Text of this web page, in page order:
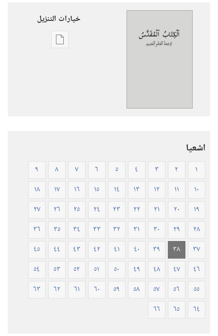
خيارات التنزيل
خيارات
(ورقي
الغلاف)
اشعيا
١ ٢ ٣ ٤ ٥ ٦ ٧ ٨
٩
١٠
١١ ١٢ ١٣ ١٤ ١٥ ١٦ ١٧
١٨
١٩
٢٠ ٢١ ٢٢ ٢٣ ٢٤ ٢٥ ٢٦
٢٧
٢٨
٢٩ ٣٠ ٣١ ٣٢ ٣٣ ٣٤ ٣٥
٣٦
٣٧
٣٨ ٣٩ ٤٠ ٤١ ٤٢ ٤٣ ٤٤
٤٥
٤٦
٤٧ ٤٨ ٤٩ ٥٠ ٥١ ٥٢ ٥٣
٥٤
٥٥
٥٦ ٥٧ ٥٨ ٥٩ ٦٠ ٦١ ٦٢
٦٣
٦٤
٦٥ ٦٦